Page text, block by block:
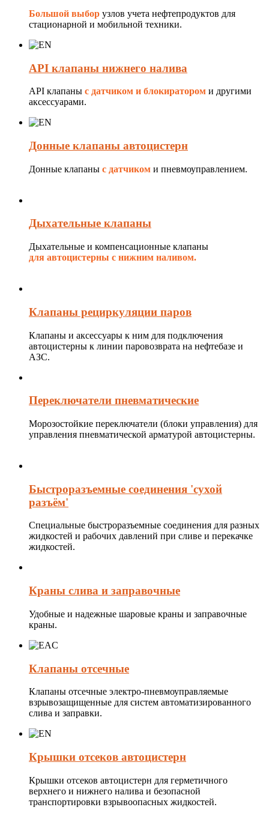
Большой выбор узлов учета нефтепродуктов для
стационарной и мобильной техники.
API клапаны нижнего налива
API клапаны с датчиком и блокиратором и другими
аксессуарами.
Донные клапаны автоцистерн
Донные клапаны с датчиком и пневмоуправлением.
Дыхательные клапаны
Дыхательные и компенсационные клапаны
для автоцистерны с нижним наливом.
Клапаны рециркуляции паров
Клапаны и аксессуары к ним для подключения
автоцистерны к линии паровозврата на нефтебазе и
АЗС.
Переключатели пневматические
Морозостойкие переключатели (блоки управления) для
управления пневматической арматурой автоцистерны.
Быстроразъемные соединения 'сухой
разъём'
Специальные быстроразъемные соединения для разных
жидкостей и рабочих давлений при сливе и перекачке
жидкостей.
Краны слива и заправочные
Удобные и надежные шаровые краны и заправочные
краны.
Клапаны отсечные
Клапаны отсечные электро-пневмоуправляемые
взрывозащищенные для систем автоматизированного
слива и заправки.
Крышки отсеков автоцистерн
Крышки отсеков автоцистерн для герметичного
верхнего и нижнего налива и безопасной
транспортировки взрывоопасных жидкостей.